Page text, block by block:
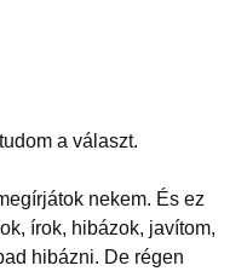
a választ.
nekem. És ez
írok, hibázok, javítom,
hibázni. De régen